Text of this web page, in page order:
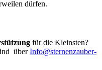
dürfen.
für die Kleinsten?
überInfo@sternenzauber-